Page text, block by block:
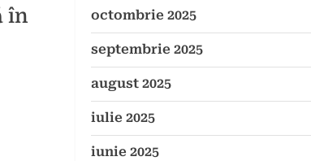
în
octombrie 2025
septembrie 2025
august 2025
iulie 2025
iunie 2025